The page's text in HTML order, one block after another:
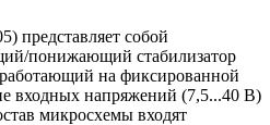
представляет собой
понижающий стабилизатор
на фиксированной
входных напряжений (7,5...40 В)
микросхемы входят